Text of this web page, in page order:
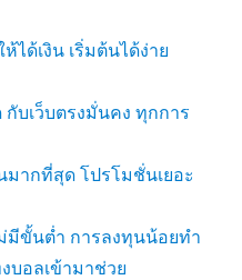
ได้เงิน เริ่มต้นได้ง่าย
บเว็บตรงมั่นคง ทุกการ
ากที่สุด โปรโมชั่นเยอะ
มีขั้นต่ำ การลงทุนน้อยทำ
บอลเข้ามาช่วย